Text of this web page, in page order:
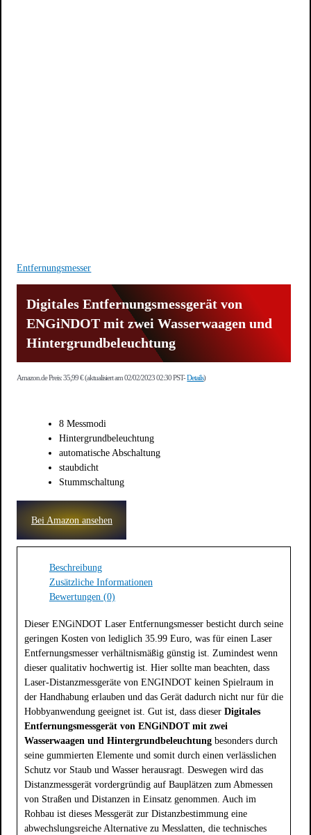
Entfernungsmesser
Digitales Entfernungsmessgerät von
ENGiNDOT mit zwei Wasserwaagen und
Hintergrundbeleuchtung
Amazon.de Preis:35,99€(aktualisiert am 02/02/2023 02:30 PST-Details)
8 Messmodi
Hintergrundbeleuchtung
automatische Abschaltung
staubdicht
Stummschaltung
Bei Amazon ansehen
Beschreibung
Zusätzliche Informationen
Bewertungen (0)
Dieser ENGiNDOT Laser Entfernungsmesser besticht durch seine
geringen Kosten von lediglich 35.99 Euro, was für einen Laser
Entfernungsmesser verhältnismäßig günstig ist. Zumindest wenn
dieser qualitativ hochwertig ist. Hier sollte man beachten, dass
Laser-Distanzmessgeräte von ENGINDOT keinen Spielraum in
der Handhabung erlauben und das Gerät dadurch nicht nur für die
Hobbyanwendung geeignet ist. Gut ist, dass dieser Digitales
Entfernungsmessgerät von ENGiNDOT mit zwei
Wasserwaagen und Hintergrundbeleuchtungbesonders durch
seine gummierten Elemente und somit durch einen verlässlichen
Schutz vor Staub und Wasser herausragt. Deswegen wird das
Distanzmessgerät vordergründig auf Bauplätzen zum Abmessen
von Straßen und Distanzen in Einsatz genommen. Auch im
Rohbau ist dieses Messgerät zur Distanzbestimmung eine
abwechslungsreiche Alternative zu Messlatten, die technisches